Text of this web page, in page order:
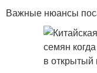
Важные нюансы